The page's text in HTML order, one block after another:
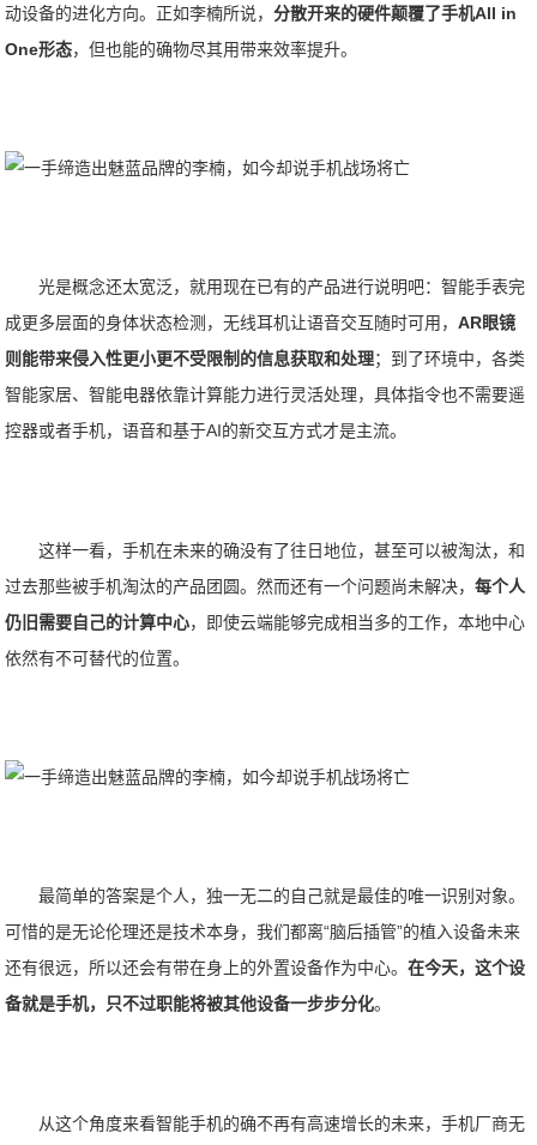
动设备的进化方向。正如李楠所说，分散开来的硬件颠覆了手机All in
One形态，但也能的确物尽其用带来效率提升。
光是概念还太宽泛，就用现在已有的产品进行说明吧：智能手表完
成更多层面的身体状态检测，无线耳机让语音交互随时可用，AR眼镜
则能带来侵入性更小更不受限制的信息获取和处理；到了环境中，各类
智能家居、智能电器依靠计算能力进行灵活处理，具体指令也不需要遥
控器或者手机，语音和基于AI的新交互方式才是主流。
这样一看，手机在未来的确没有了往日地位，甚至可以被淘汰，和
过去那些被手机淘汰的产品团圆。然而还有一个问题尚未解决，每个人
仍旧需要自己的计算中心，即使云端能够完成相当多的工作，本地中心
依然有不可替代的位置。
最简单的答案是个人，独一无二的自己就是最佳的唯一识别对象。
可惜的是无论伦理还是技术本身，我们都离“脑后插管”的植入设备未来
还有很远，所以还会有带在身上的外置设备作为中心。在今天，这个设
备就是手机，只不过职能将被其他设备一步步分化。
从这个角度来看智能手机的确不再有高速增长的未来，手机厂商无